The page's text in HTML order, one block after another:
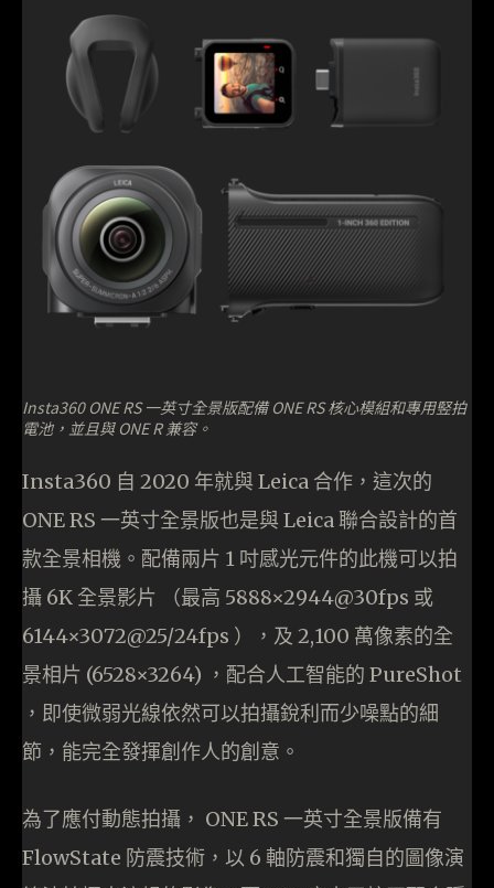
Insta360 ONE RS 一英寸全景版配備 ONE RS 核心模組和專用竪拍
電池，並且與 ONE R 兼容。
Insta360 自 2020 年就與 Leica 合作，這次的
ONE RS 一英寸全景版也是與 Leica 聯合設計的首
款全景相機。配備兩片 1 吋感光元件的此機可以拍
攝 6K 全景影片 （最高 5888×2944@30fps 或
6144×3072@25/24fps ），及 2,100 萬像素的全
景相片 (6528×3264) ，配合人工智能的 PureShot
，即使微弱光線依然可以拍攝銳利而少噪點的細
節，能完全發揮創作人的創意。
為了應付動態拍攝， ONE RS 一英寸全景版備有
FlowState 防震技術，以 6 軸防震和獨自的圖像演